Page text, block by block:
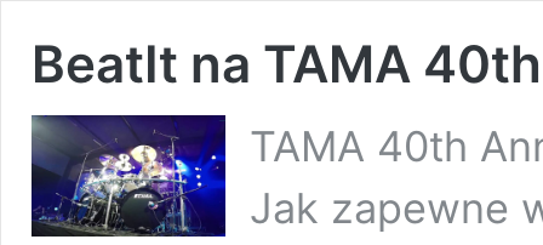
BeatIt na TAMA
TAMA 40th
Jak zapewne